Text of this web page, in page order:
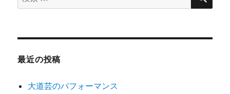
索
象:
最近の投稿
大道芸のパフォーマンス